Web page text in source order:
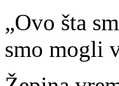
„Ovo šta
smo mogli